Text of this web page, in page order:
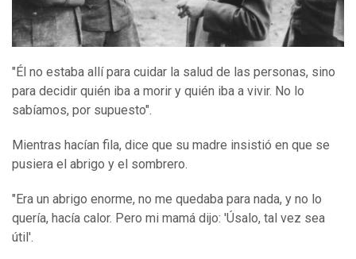
"Él no estaba allí para cuidar la salud de las personas, sino
para decidir quién iba a morir y quién iba a vivir. No lo
sabíamos, por supuesto".
Mientras hacían fila, dice que su madre insistió en que se
pusiera el abrigo y el sombrero.
"Era un abrigo enorme, no me quedaba para nada, y no lo
quería, hacía calor. Pero mi mamá dijo: 'Úsalo, tal vez sea
útil'.